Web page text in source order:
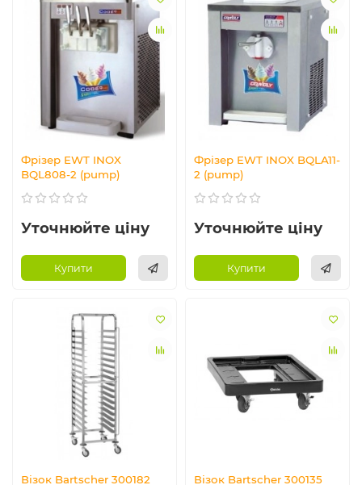
Фрізер EWT INOX
BQL808-2 (pump)
Уточнюйте ціну
Купити
Фрізер EWT INOX BQLA11-
2 (pump)
Уточнюйте ціну
Купити
Візок Bartscher 300182 Візок Bartscher 300135